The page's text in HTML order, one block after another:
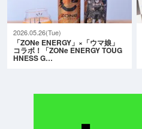
2026.05.26(Tue)
「ZONe ENERGY」×「ウマ娘」
コラボ！「ZONe ENERGY TOUG
HNESS G…